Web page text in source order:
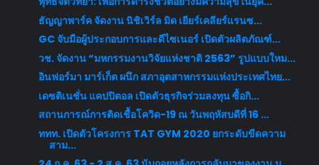
ธัญญาพาร์ค จัดงาน นิชิเวิร์ล มิด เยียร์เคลียร์แรนซ...
GC จับมือผู้ประกอบการและดีไซเนอร์ เปิดตัวผลิตภัณฑ์...
วช. จัดงาน “มหกรรมงานวิจัยแห่งชาติ 2563” รูปแบบใหม...
อินฟอร์มา มาร์เก็ต ผนึก สภาอุตสาหกรรมแห่งประเทศไทย...
เดซติเนชั่น แคปปิตอล เปิดตัวธุรกิจร่วมลงทุน ซื้อกิ...
สถานการณ์การติดเชื้อโควิด-19 ณ วันพฤหัสบดีที่ 16 ...
ททท. เปิดตัวโครงการ TAT GYM 2020 ยกระดับขีดความ
สาม...